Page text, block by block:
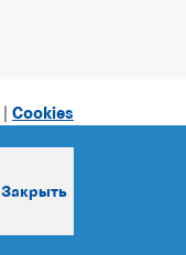
Cookies
Закрыть